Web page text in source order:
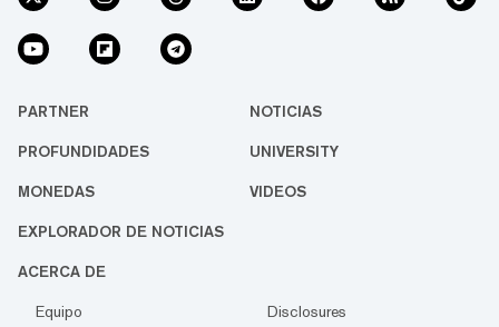
PARTNER NOTICIAS
PROFUNDIDADES UNIVERSITY
MONEDAS VIDEOS
EXPLORADOR DE NOTICIAS
ACERCA DE
Equipo
Disclosures